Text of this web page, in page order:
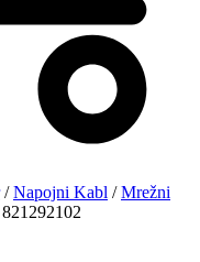
/Napojni Kabl /Mrežni